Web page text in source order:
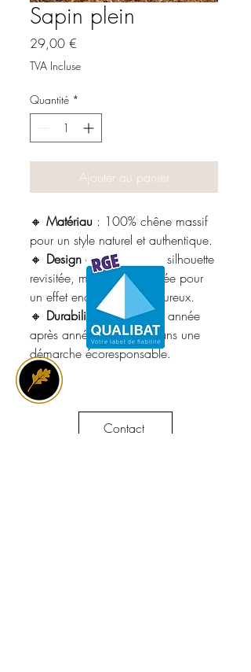
Sapin plein
29,00 €
TVA Incluse
Quantité *
Ajouter au panier
🔸 Matériau : 100% chêne massif
pour un style naturel et authentique.
🔸 Design amélioré
: Une silhouette
revisitée, moderne et épurée pour
un effet encore plus chaleureux.
🔸 Durabilité : Réutilisable année
après année, il s’inscrit dans une
démarche écoresponsable.
Contact